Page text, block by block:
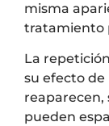
misma
tratamiento
La
su efecto
reaparecen,
pueden